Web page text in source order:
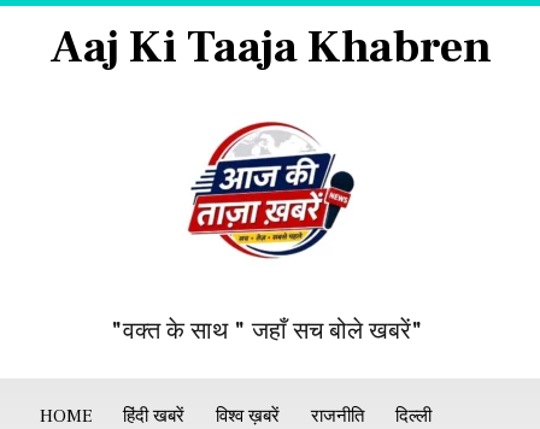
Aaj Ki Taaja Khabren
"वक्त के साथ " जहाँ सच बोले खबरें"
HOME हिंदी खबरें विश्व ख़बरें राजनीति दिल्ली